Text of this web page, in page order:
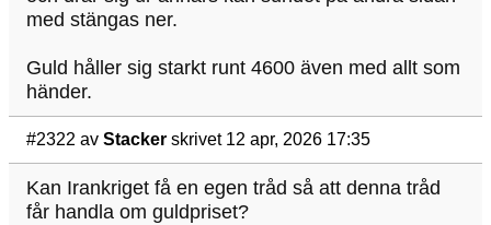
med stängas ner.
Guld håller sig starkt runt 4600 även med allt som
händer.
#2322 av Stacker skrivet 12 apr, 2026 17:35
Kan Irankriget få en egen tråd så att denna tråd
får handla om guldpriset?